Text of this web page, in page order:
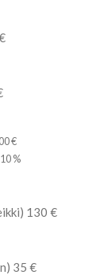
€
%
130 €
35 €